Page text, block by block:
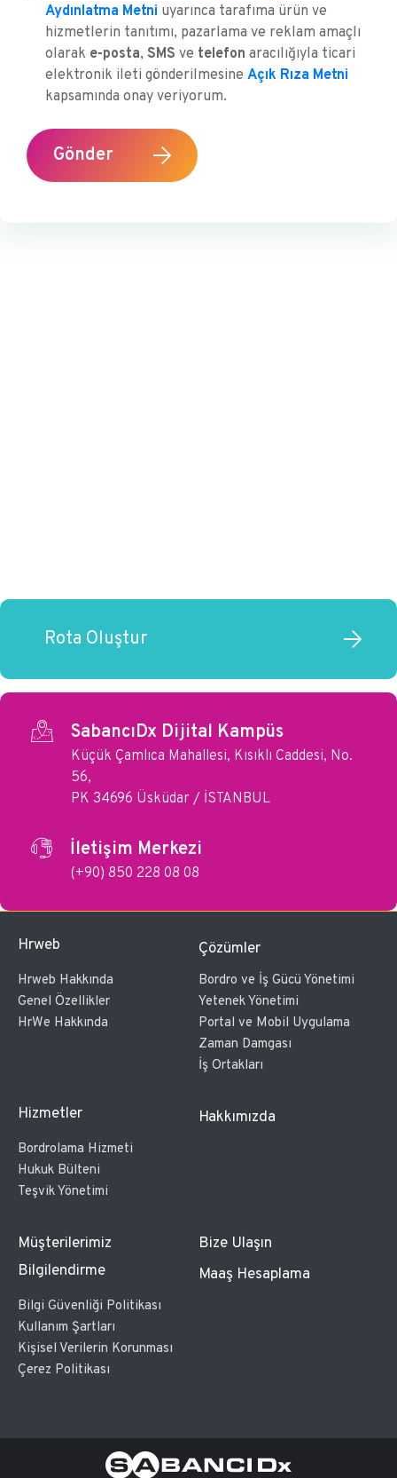
Rota Oluştur
SabancıDx Dijital Kampüs
Küçük Çamlıca Mahallesi, Kısıklı Caddesi, No.
56,
PK 34696 Üsküdar / İSTANBUL
İletişim Merkezi
(+90) 850 228 08 08
Aydınlatma Metni uyarınca tarafıma ürün ve
hizmetlerin tanıtımı, pazarlama ve reklam amaçlı
olarak e-posta, SMS ve telefon aracılığıyla ticari
elektronik ileti gönderilmesine Açık Rıza Metni
kapsamında onay veriyorum.
Gönder
Hrweb
Hrweb Hakkında
Genel Özellikler
HrWe Hakkında
Çözümler
Bordro ve İş Gücü Yönetimi
Yetenek Yönetimi
Portal ve Mobil Uygulama
Zaman Damgası
İş Ortakları
Hizmetler
Bordrolama Hizmeti
Hukuk Bülteni
Teşvik Yönetimi
Hakkımızda
Müşterilerimiz
Bize Ulaşın
Bilgilendirme
Bilgi Güvenliği Politikası
Kullanım Şartları
Kişisel Verilerin Korunması
Çerez Politikası
Maaş Hesaplama